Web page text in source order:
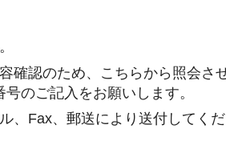
認のため、こちらから照会さ
のご記入をお願いします。
、Fax、郵送により送付してく